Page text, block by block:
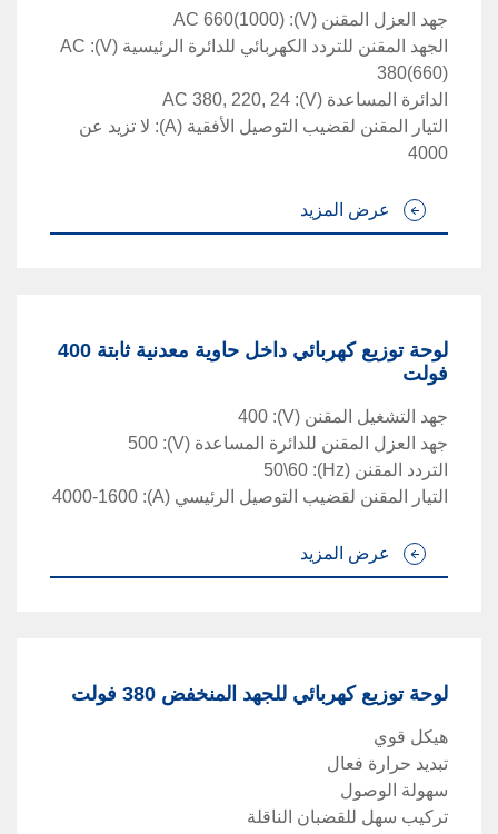
جهد العزل المقنن (V)
:
AC 660(1000)
الجهد المقنن للتردد الكهربائي للدائرة الرئيسية (V)
:
AC
380(660)
الدائرة المساعدة (V)
:
AC 380, 220, 24
التيار المقنن لقضيب التوصيل الأفقية (A): لا تزيد عن
4000
عرض المزيد
لوحة توزيع كهربائي داخل حاوية معدنية ثابتة 400
فولت
جهد التشغيل المقنن (V)
:
جهد العزل المقنن للدائرة المساعدة (V)
:
التردد المقنن (Hz)
:
50\60
التيار المقنن لقضيب التوصيل الرئيسي (A)
:
4000-1600
عرض المزيد
لوحة توزيع كهربائي للجهد المنخفض 380 فولت
هيكل قوي
تبديد حرارة فعال
سهولة الوصول
تركيب سهل للقضبان الناقلة